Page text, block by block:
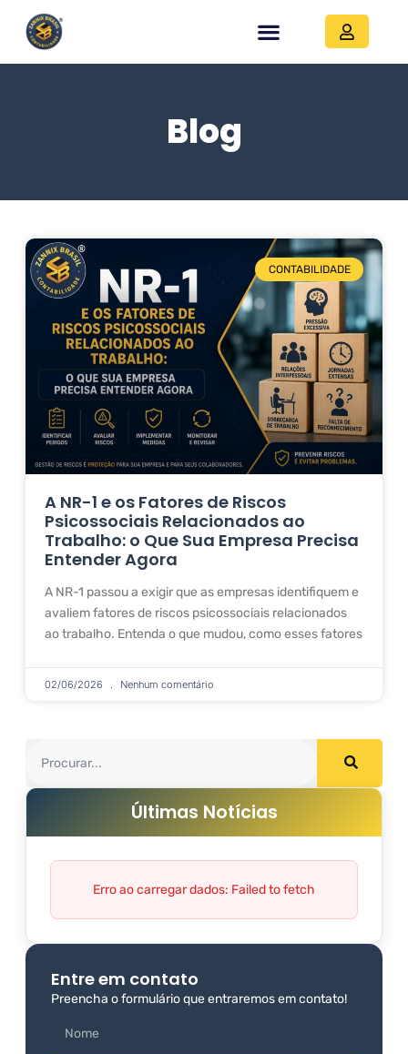
Blog
CONTABILIDADE
A NR-1 e os Fatores de Riscos
Psicossociais Relacionados ao
Trabalho: o Que Sua Empresa Precisa
Entender Agora
A NR-1 passou a exigir que as empresas identifiquem e
avaliem fatores de riscos psicossociais relacionados
ao trabalho. Entenda o que mudou, como esses fatores
02/06/2026 Nenhum comentário
Últimas Notícias
Erro ao carregar dados: Failed to fetch
Entre em contato
Preencha o formulário que entraremos em contato!